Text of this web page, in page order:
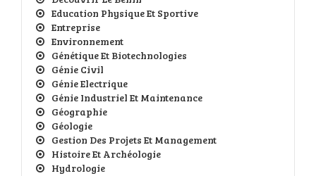
Education Physique Et Sportive
Entreprise
Environnement
Génétique Et Biotechnologies
Génie Civil
Génie Electrique
Génie Industriel Et Maintenance
Géographie
Géologie
Gestion Des Projets Et Management
Histoire Et Archéologie
Hydrologie